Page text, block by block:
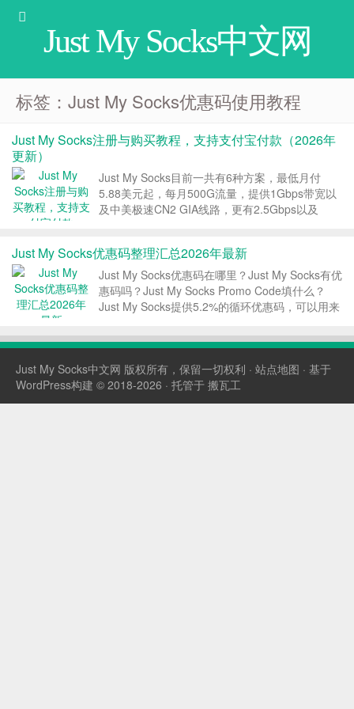
Just My Socks中文网
标签：Just My Socks优惠码使用教程
Just My Socks注册与购买教程，支持支付宝付款（2026年
更新）
Just My Socks目前一共有6种方案，最低月付
5.88美元起，每月500G流量，提供1Gbps带宽以
及中美极速CN2 GIA线路，更有2.5Gbps以及
Socks...
Just My Socks优惠码整理汇总2026年最新
Just My Socks优惠码在哪里？Just My Socks有优
惠码吗？Just My Socks Promo Code填什么？
Just My Socks提供5.2%的循环优惠码，可以用来
Socks中文网就给大家整理最新的...
Just My Socks中文网 版权所有，保留一切权利 · 站点地图 · 基于
WordPress构建 © 2018-2026 · 托管于 搬瓦工